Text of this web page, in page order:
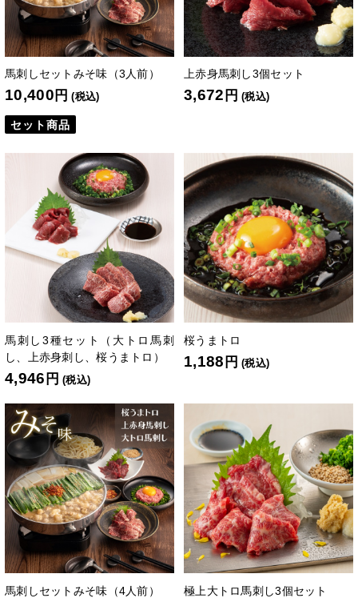
馬刺しセットみそ味（3人前）
10,400 円 (税込)
セット商品
上赤身馬刺し3個セット
3,672 円 (税込)
馬刺し3種セット（大トロ馬刺
し、上赤身刺し、桜うまトロ）
4,946 円 (税込)
桜うまトロ
1,188 円 (税込)
馬刺しセットみそ味（4人前） 極上大トロ馬刺し3個セット